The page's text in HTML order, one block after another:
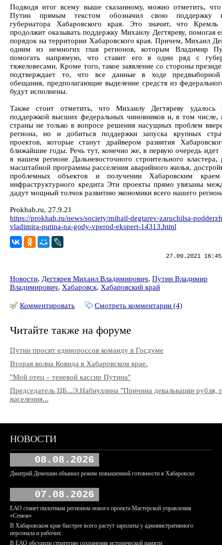
Подводя итог всему выше сказанному, можно отметить,
Путин прямым текстом обозначил свою поддержку
губернатора Хабаровского края. Это значит, что
продолжит оказывать поддержку Михаилу Дегтяреву, помогая
порядок на территории Хабаровского края. Причем, Михаил
одним из немногих глав регионов, которым Владимир
помогать напрямую, что ставит его в один ряд с
тяжеловесами. Кроме того, такое заявление со стороны
подтверждает то, что все данные в ходе предвыборной
обещания, предполагающие выделение средств из
будут исполнены.
Также стоит отметить, что Михаилу Дегтяреву удалось
поддержкой высших федеральных чиновников и, в том числе,
страны не только в вопросе решения насущных проблем
региона, но и добиться поддержки запуска крупных
проектов, которые станут драйвером развития
ближайшие годы. Речь тут, конечно же, в первую очередь идет
в нашем регионе Дальневосточного строительного кластера,
масштабной программы расселения аварийного жилья,
проблемных объектов и получении Хабаровским краем
инфраструктурного кредита Эти проекты прямо увязаны
дадут мощный толчок развитию экономики всего нашего
Prokhab.ru, 27.9.21
https://prokhab.ru/news/society/mihail-degtarev-zaruchilsa-
vladimira-putina-na-gody-vperod-ekspert-14313.html
27.09.2021
Новости, Дегтярев Михаил Владимирович, Путин Владимир
Владимирович, Хабаровск, Хабаровский край
Комментировать Смотреть комментарии (4)
Читайте также на форуме
Путин просит единороссов команду в Госдуме
Вторая волна Ковида в Хабаровском крае.
"Мой отец – теневой кассир Путина"
Председатель ЦБ...Э.Набиуллина "Причина девальвации рубля,
населения...
НОВОСТИ
08.08.2026
Дмитрий Демешин объявил режим повышенной готовности в Хабаровске
07.08.2026
ЕАО станет пилотным регионом нового проекта Мастерской управления
«Сенеж»
В Хабаровском крае быстрее всего растут зарплаты у административного
персонала и рабочих
В ЕАО обсудили стратегию сохранения исторической памяти